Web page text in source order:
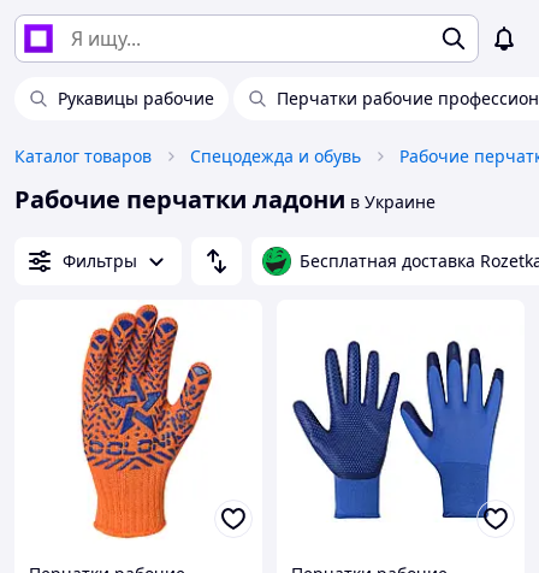
Рукавицы рабочие Перчатки рабочие
Каталог товаров Спецодежда и обувь Рабочие
Рабочие перчатки ладони в Украине
Фильтры Бесплатная доставка